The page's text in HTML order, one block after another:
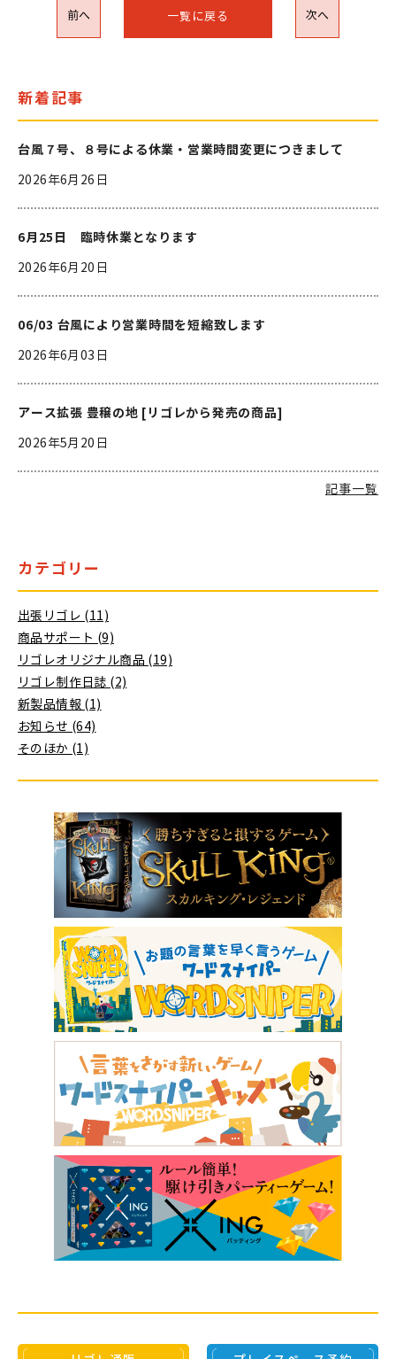
新着記事
台風７号、８号による休業・営業時間変更につきまして
2026年6月26日
6月25日 臨時休業となります
2026年6月20日
06/03 台風により営業時間を短縮致します
2026年6月03日
アース拡張 豊穣の地 [リゴレから発売の商品]
2026年5月20日
記事一覧
カテゴリー
出張リゴレ (11)
商品サポート (9)
リゴレオリジナル商品 (19)
リゴレ制作日誌 (2)
新製品情報 (1)
お知らせ (64)
そのほか (1)
前へ 一覧に戻る 次へ